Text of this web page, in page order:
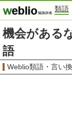
類語
機会がある
語
Weblio類語・言い